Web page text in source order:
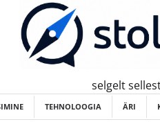
selgelt
TEHNOLOOGIA ÄRI